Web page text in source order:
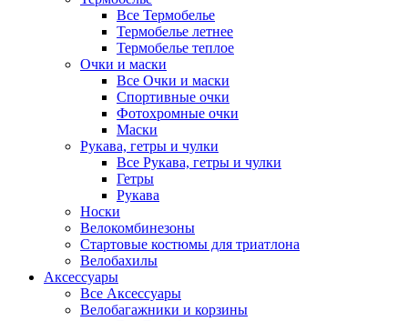
Все Термобелье
Термобелье летнее
Термобелье теплое
Очки и маски
Все Очки и маски
Спортивные очки
Фотохромные очки
Маски
Рукава, гетры и чулки
Все Рукава, гетры и чулки
Гетры
Рукава
Носки
Велокомбинезоны
Стартовые костюмы для триатлона
Велобахилы
Аксессуары
Все Аксессуары
Велобагажники и корзины